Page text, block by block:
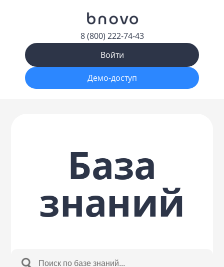
8 (800) 222-74-43
Войти
Демо-доступ
База
знаний